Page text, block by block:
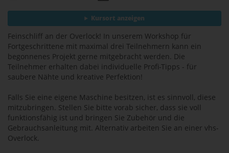
Kursort anzeigen
Feinschliff an der Overlock! In unserem Workshop für
Fortgeschrittene mit maximal drei Teilnehmern kann ein
begonnenes Projekt gerne mitgebracht werden. Die
Teilnehmer erhalten dabei individuelle Profi-Tipps - für
saubere Nähte und kreative Perfektion!
Falls Sie eine eigene Maschine besitzen, ist es sinnvoll, diese
mitzubringen. Stellen Sie bitte vorab sicher, dass sie voll
funktionsfähig ist und bringen Sie Zubehör und die
Gebrauchsanleitung mit. Alternativ arbeiten Sie an einer vhs-
Overlock.